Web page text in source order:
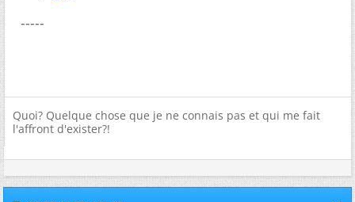
-----
Quoi? Quelque chose que je ne connais pas et qui me fait
l'affront d'exister?!